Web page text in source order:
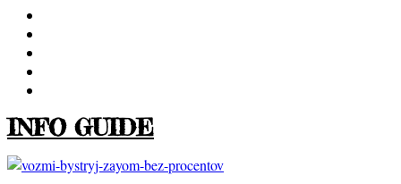
INFO GUIDE